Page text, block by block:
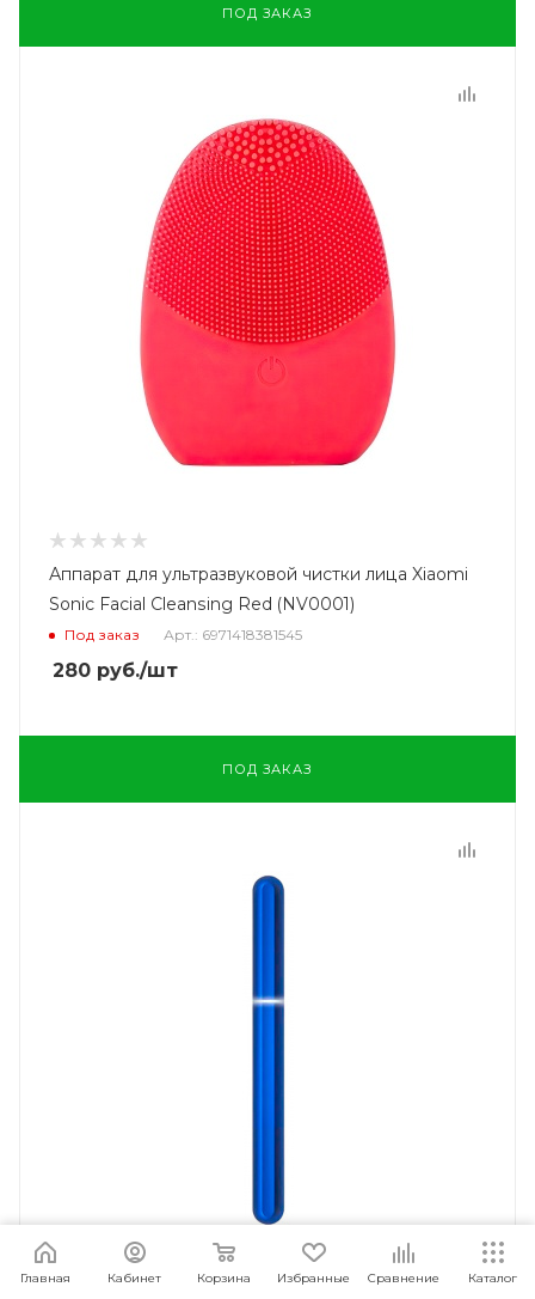
ПОД ЗАКАЗ
Аппарат для ультразвуковой чистки лица Xiaomi
Sonic Facial Cleansing Red (NV0001)
Под заказ Арт.: 6971418381545
280 руб./шт
ПОД ЗАКАЗ
Главная Кабинет Корзина Избранные Сравнение Каталог